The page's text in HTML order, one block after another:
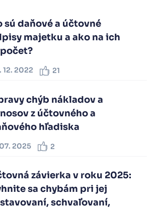
sú daňové a účtovné
majetku a ako na ich
12. 2022 21
chýb nákladov a
z účtovného a
hľadiska
07. 2025 2
závierka v roku 2025:
sa chybám pri jej
schvaľovaní,